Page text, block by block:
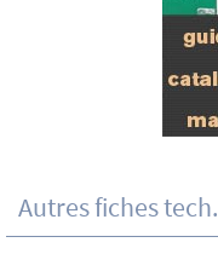
Autres fiches tech.